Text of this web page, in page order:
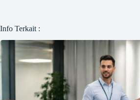
Info Terkait :